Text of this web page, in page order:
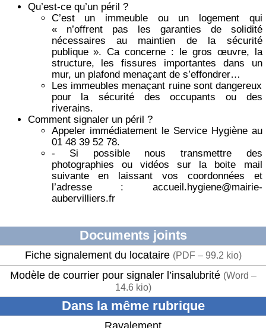
Qu’est-ce qu’un péril ?
C’est un immeuble ou un logement qui
« n’offrent pas les garanties de solidité
nécessaires au maintien de la sécurité
publique ». Ca concerne : le gros œuvre, la
structure, les fissures importantes dans un
mur, un plafond menaçant de s’effondrer…
Les immeubles menaçant ruine sont dangereux
pour la sécurité des occupants ou des
riverains.
Comment signaler un péril ?
Appeler immédiatement le Service Hygiène au
01 48 39 52 78.
- Si possible nous transmettre des
photographies ou vidéos sur la boite mail
suivante en laissant vos coordonnées et
l’adresse : accueil.hygiene@mairie-
aubervilliers.fr
Documents joints
Fiche signalement du locataire (PDF – 99.2 kio)
Modèle de courrier pour signaler l’insalubrité (Word –
14.6 kio)
Dans la même rubrique